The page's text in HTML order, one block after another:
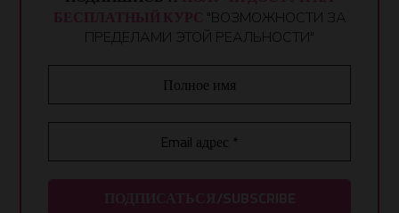
"ВОЗМОЖНОСТИ ЗА
ПРЕДЕЛАМИ ЭТОЙ РЕАЛЬНОСТИ"